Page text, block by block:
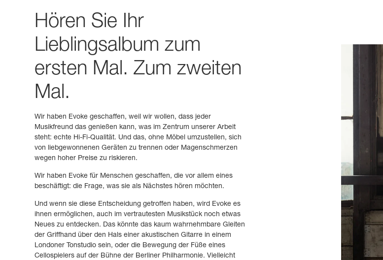
Hören Sie Ihr
Lieblingsalbum zum
ersten Mal. Zum zweiten
Mal.
Wir haben Evoke geschaffen, weil wir wollen, dass jeder
Musikfreund das genießen kann, was im Zentrum unserer Arbeit
steht: echte Hi-Fi-Qualität. Und das, ohne Möbel umzustellen, sich
von liebgewonnenen Geräten zu trennen oder Magenschmerzen
wegen hoher Preise zu riskieren.
Wir haben Evoke für Menschen geschaffen, die vor allem eines
beschäftigt: die Frage, was sie als Nächstes hören möchten.
Und wenn sie diese Entscheidung getroffen haben, wird Evoke es
ihnen ermöglichen, auch im vertrautesten Musikstück noch etwas
Neues zu entdecken. Das könnte das kaum wahrnehmbare Gleiten
der Griffhand über den Hals einer akustischen Gitarre in einem
Londoner Tonstudio sein, oder die Bewegung der Füße eines
Cellospielers auf der Bühne der Berliner Philharmonie. Vielleicht